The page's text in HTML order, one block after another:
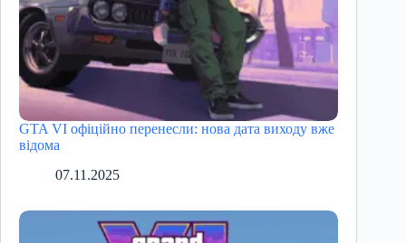
GTA VI офіційно перенесли: нова дата виходу вже
відома
07.11.2025